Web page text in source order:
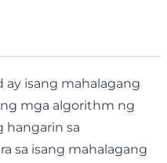
ay isang mahalagang
mga algorithm ng
hangarin sa
sa isang mahalagang